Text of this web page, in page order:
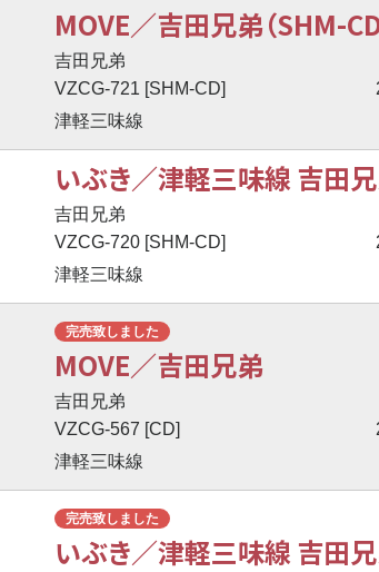
MOVE／吉田兄弟（SHM-CD
吉田兄弟
VZCG-721 [SHM-CD]
津軽三味線
いぶき／津軽三味線 吉田兄
吉田兄弟
VZCG-720 [SHM-CD]
津軽三味線
完売致しました
MOVE／吉田兄弟
吉田兄弟
VZCG-567 [CD]
津軽三味線
完売致しました
いぶき／津軽三味線 吉田